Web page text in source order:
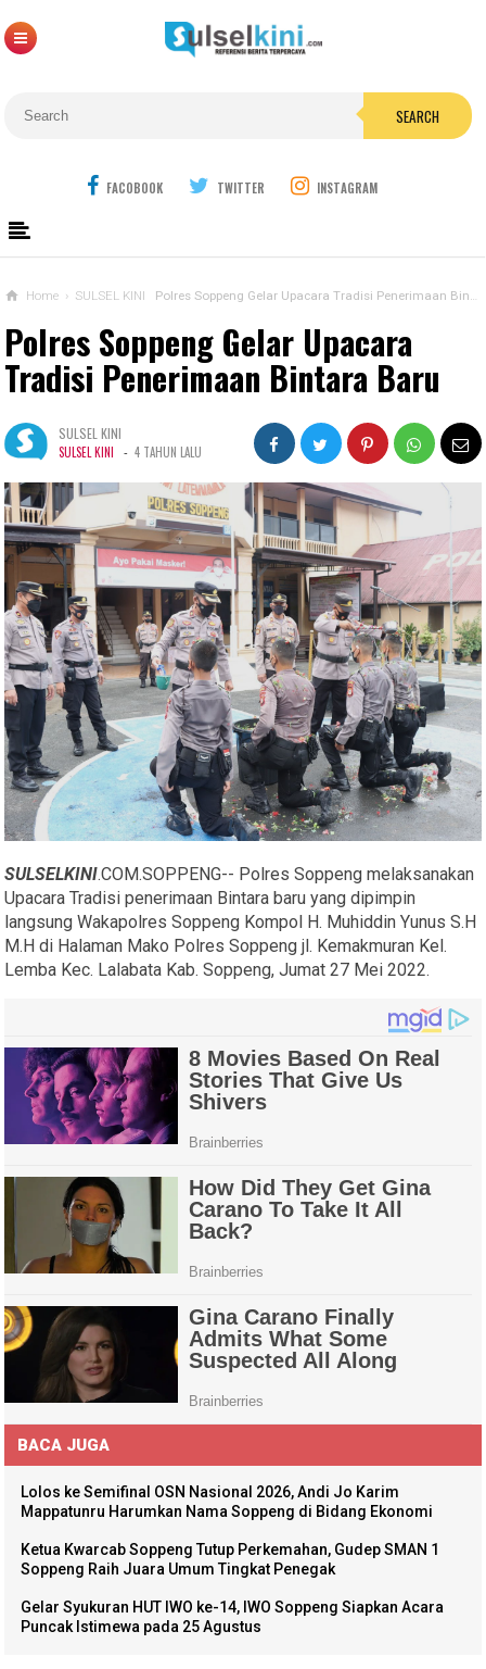
SEARCH
FACOBOOK TWITTER INSTAGRAM
Home › SULSEL KINI Polres Soppeng Gelar Upacara Tradisi Penerimaan Bintara Baru
Polres Soppeng Gelar Upacara
Tradisi Penerimaan Bintara Baru
SULSEL KINI
SULSEL KINI - 4 TAHUN LALU
SULSELKINI.COM.SOPPENG-- Polres Soppeng melaksanakan
Upacara Tradisi penerimaan Bintara baru yang dipimpin
langsung Wakapolres Soppeng Kompol H. Muhiddin Yunus S.H
M.H di Halaman Mako Polres Soppeng jl. Kemakmuran Kel.
Lemba Kec. Lalabata Kab. Soppeng, Jumat 27 Mei 2022.
BACA JUGA
Lolos ke Semifinal OSN Nasional 2026, Andi Jo Karim
Mappatunru Harumkan Nama Soppeng di Bidang Ekonomi
Ketua Kwarcab Soppeng Tutup Perkemahan, Gudep SMAN 1
Soppeng Raih Juara Umum Tingkat Penegak
Gelar Syukuran HUT IWO ke-14, IWO Soppeng Siapkan Acara
Puncak Istimewa pada 25 Agustus